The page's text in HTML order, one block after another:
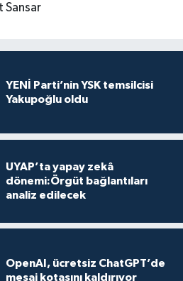
Sansar
YENİ Parti’nin YSK temsilcisi
Yakupoğlu oldu
UYAP’ta yapay zekâ
dönemi:Örgüt bağlantıları
analiz edilecek
OpenAI, ücretsiz ChatGPT’de
mesaj kotasını kaldırıyor